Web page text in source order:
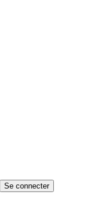
Se connecter